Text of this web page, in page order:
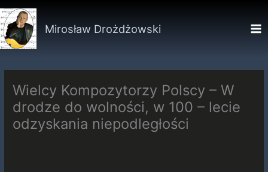
do
treści
Mirosław Drożdżowski
Wielcy Kompozytorzy Polscy – W
drodze do wolności, w 100 – lecie
odzyskania niepodległości